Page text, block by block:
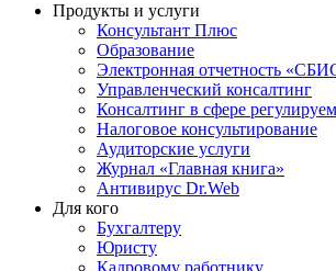
Продукты и услуги
Консультант Плюс
Образование
Электронная отчетность
Управленческий консалтинг
Консалтинг в сфере
Налоговое консультирование
Аудиторские услуги
Журнал «Главная книга»
Антивирус Dr.Web
Для кого
Бухгалтеру
Юристу
Кадровому работнику